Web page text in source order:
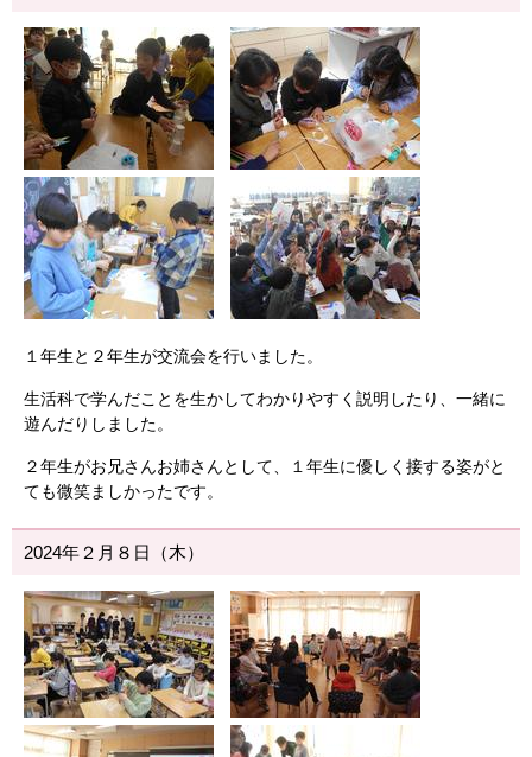
１年生と２年生が交流会を行いました。
生活科で学んだことを生かしてわかりやすく説明したり、一緒に
遊んだりしました。
２年生がお兄さんお姉さんとして、１年生に優しく接する姿がと
ても微笑ましかったです。
2024年２月８日（木）